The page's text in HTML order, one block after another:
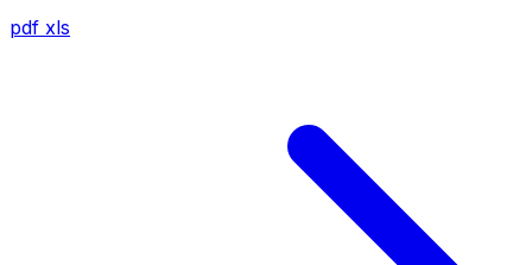
pdf xls